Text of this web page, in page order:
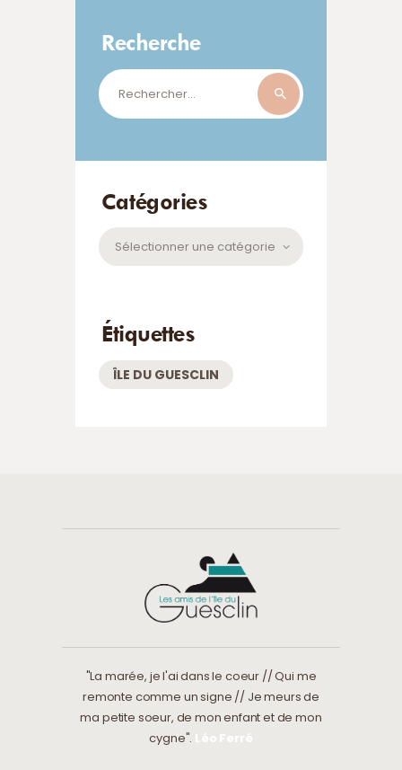
Recherche
Rechercher :
Catégories
Catégories
Étiquettes
ÎLE DU GUESCLIN
"La marée, je l'ai dans le coeur // Qui me
remonte comme un signe // Je meurs de
ma petite soeur, de mon enfant et de mon
cygne". Léo Ferré